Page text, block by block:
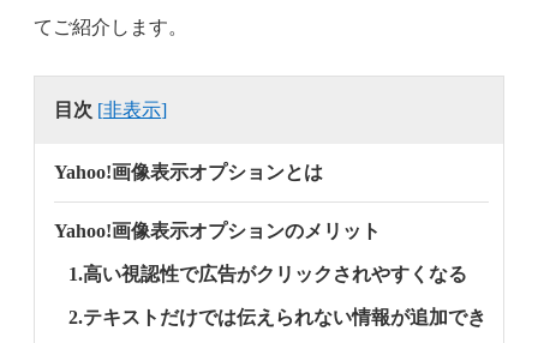
てご紹介します。
目次 [非表示]
Yahoo!画像表示オプションとは
Yahoo!画像表示オプションのメリット
1.高い視認性で広告がクリックされやすくなる
2.テキストだけでは伝えられない情報が追加でき